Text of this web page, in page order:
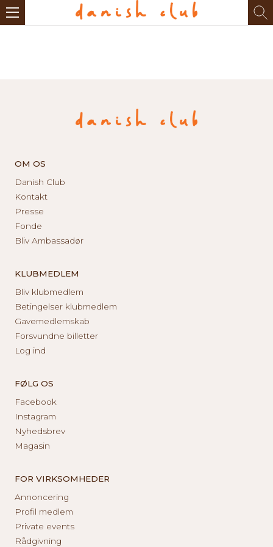
OM OS
Danish Club
Kontakt
Presse
Fonde
Bliv Ambassadør
KLUBMEDLEM
Bliv klubmedlem
Betingelser klubmedlem
Gavemedlemskab
Forsvundne billetter
Log ind
FØLG OS
Facebook
Instagram
Nyhedsbrev
Magasin
FOR VIRKSOMHEDER
Annoncering
Profil medlem
Private events
Rådgivning